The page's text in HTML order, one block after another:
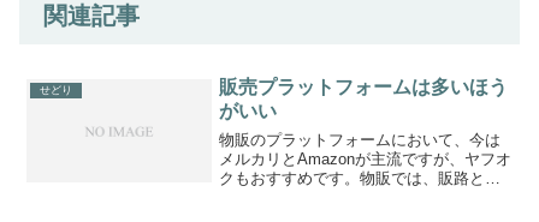
関連記事
せどり
販売プラットフォームは多いほう
がいい
物販のプラットフォームにおいて、今は
メルカリとAmazonが主流ですが、ヤフオ
クもおすすめです。物販では、販路とし